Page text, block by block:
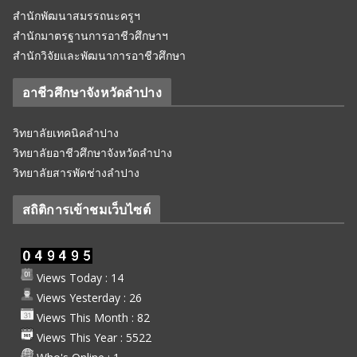
สำนักพัฒนาสมรรถนะครูฯ
สำนักมาตรฐานการอาชีวศึกษาฯ
สำนักวิจัยและพัฒนาการอาชีวศึกษา
อาชีวศึกษาจังหวัดลำปาง
วิทยาลัยเทคนิคลำปาง
วิทยาลัยอาชีวศึกษาจังหวัดลำปาง
วิทยาลัยสารพัดช่างลำปาง
สถิติการเข้าชมเว็บไซต์
Views Today : 14
Views Yesterday : 26
Views This Month : 82
Views This Year : 5522